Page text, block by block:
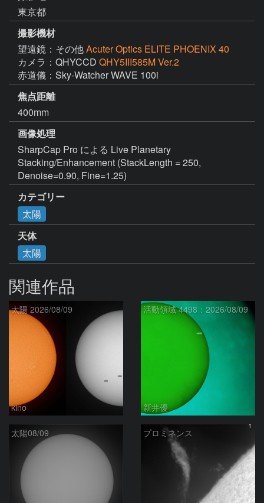
東京都
撮影機材
望遠鏡：その他Acuter Optics ELITE PHOENIX 40
カメラ：QHYCCD QHY5III585M Ver.2
赤道儀：Sky-Watcher WAVE 100i
焦点距離
400mm
画像処理
SharpCap Pro による Live Planetary
Stacking/Enhancement (StackLength = 250,
Denoise=0.90, Fine=1.25)
カテゴリー
太陽
天体
太陽
関連作品
太陽 2026/08/09
kino
活動領域 4498：2026/08/09
新井優
太陽08/09 プロミネンス